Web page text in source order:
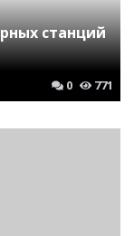
станций
0 771